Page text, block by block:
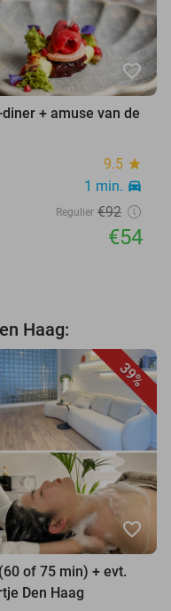
favorite_border
+ amuse van de
9.5 star
1 min. directions_car
Regulier €92
€54
Haag:
39%
favorite_border
of 75 min) + evt.
Den Haag